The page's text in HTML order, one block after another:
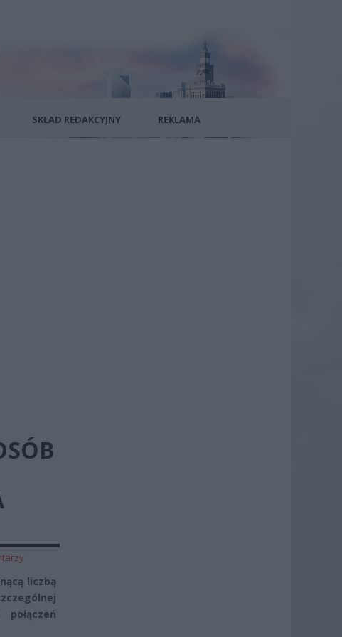
SKŁAD REDAKCYJNY REKLAMA
liczbą